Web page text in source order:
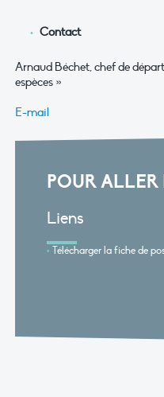
Contact
Arnaud Béchet, chef de
espèces »
E-mail
POUR
Liens
Télécharger la fiche de